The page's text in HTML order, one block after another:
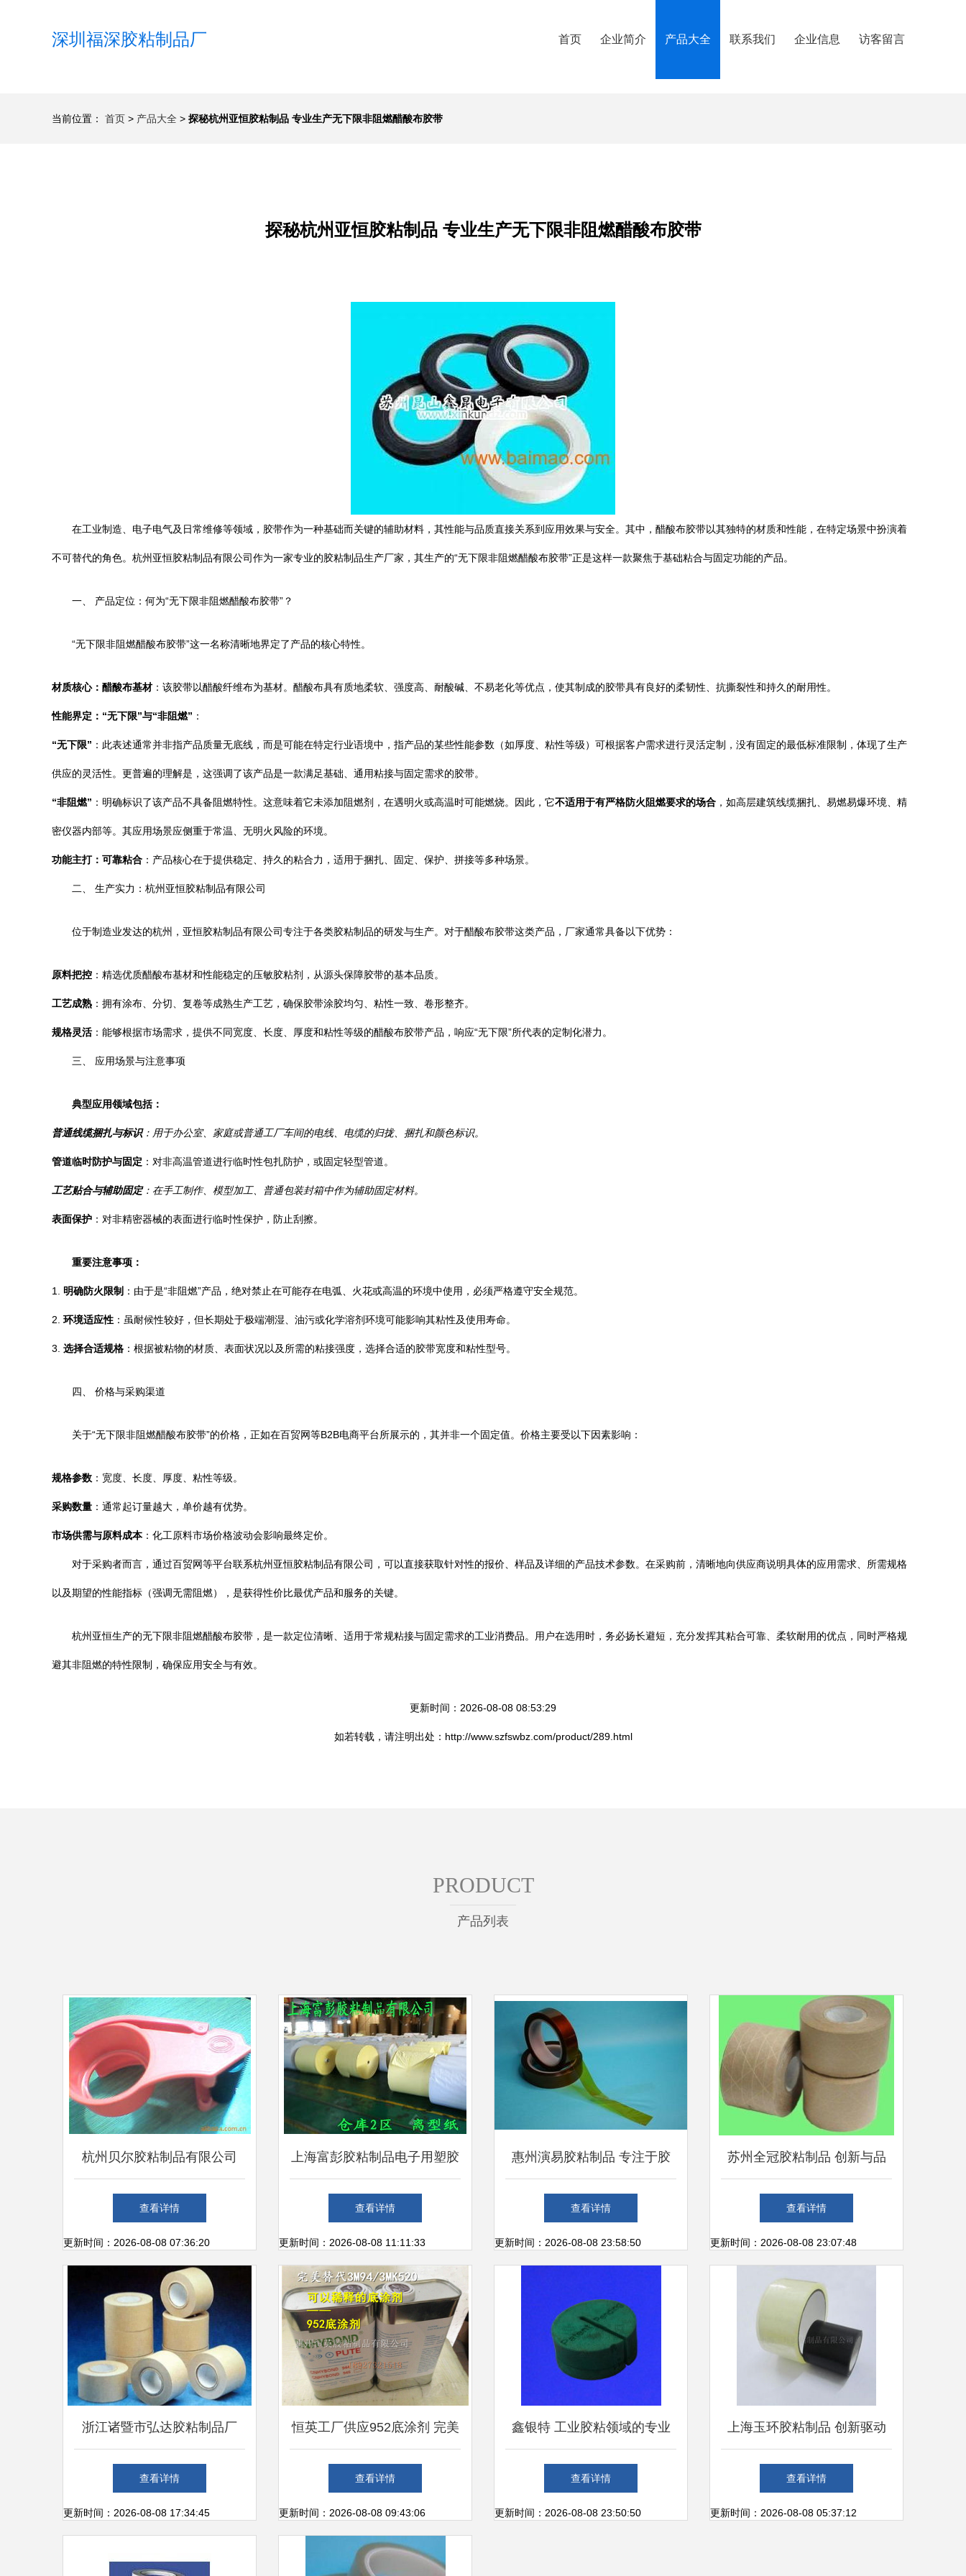
深圳福深胶粘制品厂 首页 企业简介 产品大全 联系我们 企业信息 访客留言
当前位置： 首页 > 产品大全 > 探秘杭州亚恒胶粘制品 专业生产无下限非阻燃醋酸布胶带
探秘杭州亚恒胶粘制品 专业生产无下限非阻燃醋酸布胶带
在工业制造、电子电气及日常维修等领域，胶带作为一种基础而关键的辅助材料，其性能与品质直接关系到应用效果与安全。其中，醋酸布胶带以其独特的材质和性能，在特定场景中扮演着
不可替代的角色。杭州亚恒胶粘制品有限公司作为一家专业的胶粘制品生产厂家，其生产的“无下限非阻燃醋酸布胶带”正是这样一款聚焦于基础粘合与固定功能的产品。
一、 产品定位：何为“无下限非阻燃醋酸布胶带”？
“无下限非阻燃醋酸布胶带”这一名称清晰地界定了产品的核心特性。
材质核心：醋酸布基材：该胶带以醋酸纤维布为基材。醋酸布具有质地柔软、强度高、耐酸碱、不易老化等优点，使其制成的胶带具有良好的柔韧性、抗撕裂性和持久的耐用性。
性能界定：“无下限”与“非阻燃” ：
“无下限” ：此表述通常并非指产品质量无底线，而是可能在特定行业语境中，指产品的某些性能参数（如厚度、粘性等级）可根据客户需求进行灵活定制，没有固定的最低标准限制，体现了生产
供应的灵活性。更普遍的理解是，这强调了该产品是一款满足基础、通用粘接与固定需求的胶带。
“非阻燃” ：明确标识了该产品不具备阻燃特性。这意味着它未添加阻燃剂，在遇明火或高温时可能燃烧。因此，它不适用于有严格防火阻燃要求的场合 ，如高层建筑线缆捆扎、易燃易爆环境、精
密仪器内部等。其应用场景应侧重于常温、无明火风险的环境。
功能主打：可靠粘合 ：产品核心在于提供稳定、持久的粘合力，适用于捆扎、固定、保护、拼接等多种场景。
二、 生产实力：杭州亚恒胶粘制品有限公司
位于制造业发达的杭州，亚恒胶粘制品有限公司专注于各类胶粘制品的研发与生产。对于醋酸布胶带这类产品，厂家通常具备以下优势：
原料把控 ：精选优质醋酸布基材和性能稳定的压敏胶粘剂，从源头保障胶带的基本品质。
工艺成熟 ：拥有涂布、分切、复卷等成熟生产工艺，确保胶带涂胶均匀、粘性一致、卷形整齐。
规格灵活 ：能够根据市场需求，提供不同宽度、长度、厚度和粘性等级的醋酸布胶带产品，响应“无下限”所代表的定制化潜力。
三、 应用场景与注意事项
典型应用领域包括：
普通线缆捆扎与标识：用于办公室、家庭或普通工厂车间的电线、电缆的归拢、捆扎和颜色标识。
管道临时防护与固定 ：对非高温管道进行临时性包扎防护，或固定轻型管道。
工艺贴合与辅助固定：在手工制作、模型加工、普通包装封箱中作为辅助固定材料。
表面保护 ：对非精密器械的表面进行临时性保护，防止刮擦。
重要注意事项：
1. 明确防火限制 ：由于是“非阻燃”产品，绝对禁止在可能存在电弧、火花或高温的环境中使用，必须严格遵守安全规范。
2. 环境适应性 ：虽耐候性较好，但长期处于极端潮湿、油污或化学溶剂环境可能影响其粘性及使用寿命。
3. 选择合适规格 ：根据被粘物的材质、表面状况以及所需的粘接强度，选择合适的胶带宽度和粘性型号。
四、 价格与采购渠道
关于“无下限非阻燃醋酸布胶带”的价格，正如在百贸网等B2B电商平台所展示的，其并非一个固定值。价格主要受以下因素影响：
规格参数 ：宽度、长度、厚度、粘性等级。
采购数量 ：通常起订量越大，单价越有优势。
市场供需与原料成本：化工原料市场价格波动会影响最终定价。
对于采购者而言，通过百贸网等平台联系杭州亚恒胶粘制品有限公司，可以直接获取针对性的报价、样品及详细的产品技术参数。在采购前，清晰地向供应商说明具体的应用需求、所需规格
以及期望的性能指标（强调无需阻燃），是获得性价比最优产品和服务的关键。
杭州亚恒生产的无下限非阻燃醋酸布胶带，是一款定位清晰、适用于常规粘接与固定需求的工业消费品。用户在选用时，务必扬长避短，充分发挥其粘合可靠、柔软耐用的优点，同时严格规
避其非阻燃的特性限制，确保应用安全与有效。
更新时间：2026-08-08 08:53:29
如若转载，请注明出处：http://www.szfswbz.com/product/289.html
PRODUCT
产品列表
杭州贝尔胶粘制品有限公司
专业胶粘制品与配套包装设备
产品一览
查看详情
更新时间：2026-08-08 07:36:20
上海富彭胶粘制品电子用塑胶
制品与胶粘制品综合产品列表
查看详情
更新时间：2026-08-08 11:11:33
惠州演易胶粘制品 专注于胶
粘解决方案的创新与实践
查看详情
更新时间：2026-08-08 23:58:50
苏州全冠胶粘制品 创新与品
质，粘合无限可能
查看详情
更新时间：2026-08-08 23:07:48
浙江诸暨市弘达胶粘制品厂
匠心打造优质牛皮纸胶带
查看详情
更新时间：2026-08-08 17:34:45
恒英工厂供应952底涂剂 完美
替代3M K520与3M94，
EPDM粘接的专业解决方案
查看详情
更新时间：2026-08-08 09:43:06
鑫银特 工业胶粘领域的专业
解决方案提供商
查看详情
更新时间：2026-08-08 23:50:50
上海玉环胶粘制品 创新驱动
发展，品质赢得信赖
查看详情
更新时间：2026-08-08 05:37:12